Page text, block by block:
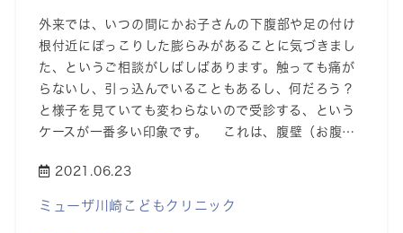
外来では、いつの間にかお子さんの下腹部や足の付け
根付近にぽっこりした膨らみがあることに気づきまし
た、というご相談がしばしばあります。触っても痛が
らないし、引っ込んでいることもあるし、何だろう？
と様子を見ていても変わらないので受診する、という
ケースが一番多い印象です。 これは、腹壁（お腹…
2021.06.23
ミューザ川崎こどもクリニック